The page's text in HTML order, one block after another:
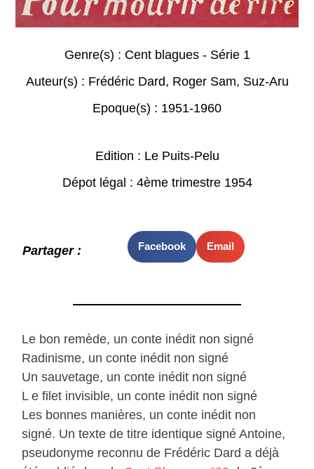
Genre(s) : Cent blagues - Série 1
Auteur(s) : Frédéric Dard, Roger Sam, Suz-Aru
Epoque(s) : 1951-1960
Edition : Le Puits-Pelu
Dépot légal : 4ème trimestre 1954
Partager : Facebook Email
Le bon remède, un conte inédit non signé
Radinisme, un conte inédit non signé
Un sauvetage, un conte inédit non signé
L e filet invisible, un conte inédit non signé
Les bonnes manières, un conte inédit non
signé. Un texte de titre identique signé Antoine,
pseudonyme reconnu de Frédéric Dard a déjà